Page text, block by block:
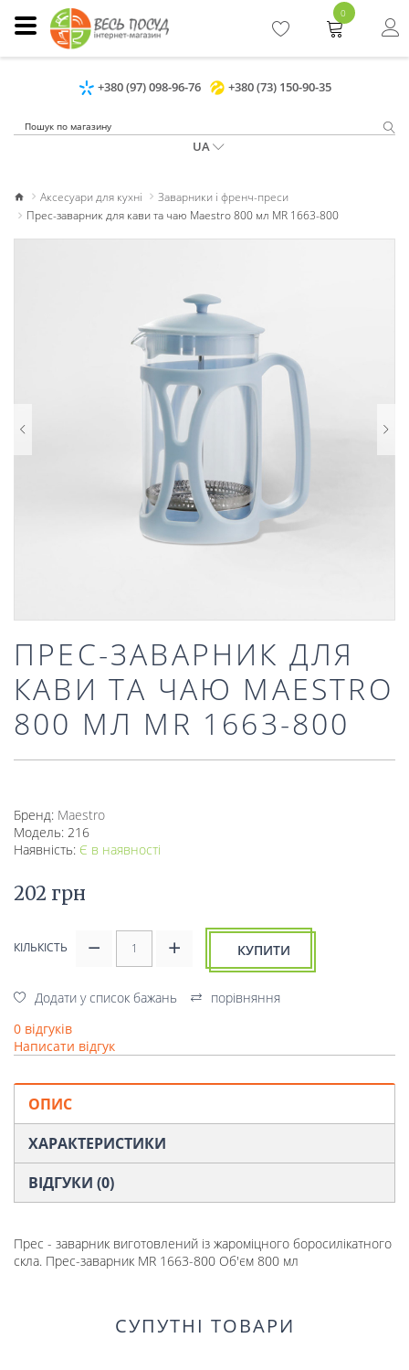
+380 (97) 098-96-76 +380 (73) 150-90-35
UA
0
Аксесуари для кухні
Заварники і френч-преси
Прес-заварник для кави та чаю Maestro 800 мл MR 1663-800
ПРЕС-ЗАВАРНИК ДЛЯ
КАВИ ТА ЧАЮ MAESTRO
800 МЛ MR 1663-800
Бренд: Mаеstro
Модель: 216
Наявність: Є в наявності
202 грн
КІЛЬКІСТЬ КУПИТИ
Додати у список бажань
порівняння
0 відгуків
Написати відгук
ОПИС
ХАРАКТЕРИСТИКИ
ВІДГУКИ (0)
Прес - заварник виготовлений із жароміцного боросилікатного
скла. Прес-заварник MR 1663-800 Об'єм 800 мл
СУПУТНІ ТОВАРИ